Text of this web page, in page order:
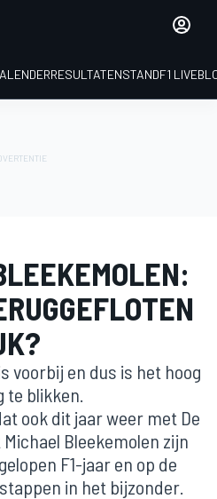
RESULTATENSTANDF1
voorbij en dus is het hoog
blikken.
ook dit jaar weer met De
Bleekemolen zijn
F1-jaar en op de
in het bijzonder.